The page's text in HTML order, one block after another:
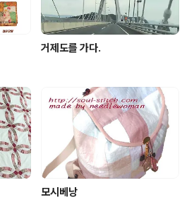
거제도를 가다.
모시베낭